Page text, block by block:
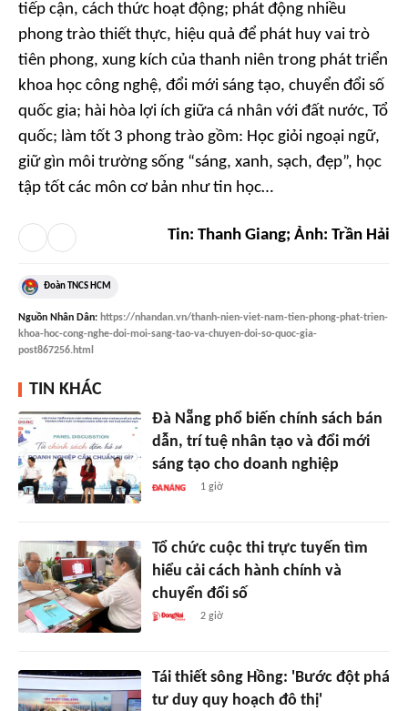
tiếp cận, cách thức hoạt động; phát động nhiều
phong trào thiết thực, hiệu quả để phát huy vai trò
tiên phong, xung kích của thanh niên trong phát triển
khoa học công nghệ, đổi mới sáng tạo, chuyển đổi số
quốc gia; hài hòa lợi ích giữa cá nhân với đất nước, Tổ
quốc; làm tốt 3 phong trào gồm: Học giỏi ngoại ngữ,
giữ gìn môi trường sống “sáng, xanh, sạch, đẹp”, học
tập tốt các môn cơ bản như tin học…
Tin: Thanh Giang; Ảnh: Trần Hải
Đoàn TNCS HCM
Nguồn Nhân Dân: https://nhandan.vn/thanh-nien-viet-nam-tien-phong-phat-trien-
khoa-hoc-cong-nghe-doi-moi-sang-tao-va-chuyen-doi-so-quoc-gia-
post867256.html
TIN KHÁC
Đà Nẵng phổ biến chính sách bán
dẫn, trí tuệ nhân tạo và đổi mới
sáng tạo cho doanh nghiệp
1 giờ
Tổ chức cuộc thi trực tuyến tìm
hiểu cải cách hành chính và
chuyển đổi số
2 giờ
Tái thiết sông Hồng: 'Bước đột phá
tư duy quy hoạch đô thị'